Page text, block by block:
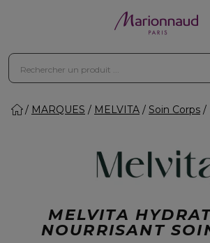
MARQUES MELVITA Soin Corps
MELVITA
NOURRISANT